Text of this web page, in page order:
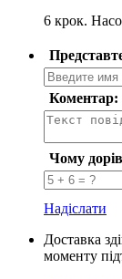
6 крок.
Коментар:
Чому
Надіслати
Доставка
моменту